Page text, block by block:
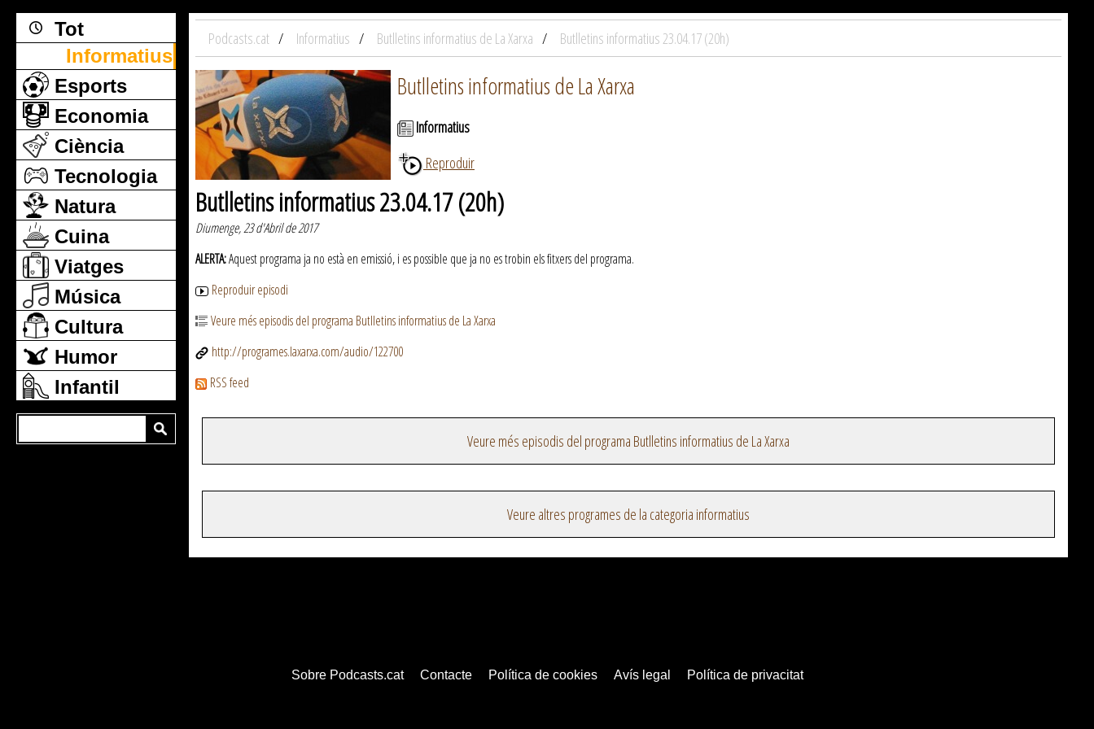
Tot
Informatius
Esports
Economia
Ciència
Tecnologia
Natura
Cuina
Viatges
Música
Cultura
Humor
Infantil
Podcasts.cat Informatius Butlletins informatius de La Xarxa Butlletins informatius 23.04.17 (20h)
Butlletins informatius de La Xarxa
Informatius
Reproduir
Butlletins informatius 23.04.17 (20h)
Diumenge, 23 d'Abril de 2017
ALERTA:Aquest programa ja no està en emissió, i es possible que ja no es trobin els fitxers del programa.
Reproduir episodi
Veure més episodis del programa Butlletins informatius de La Xarxa
http://programes.laxarxa.com/audio/122700
RSS feed
Veure més episodis del programa Butlletins informatius de La Xarxa
Veure altres programes de la categoria informatius
Sobre Podcasts.cat Contacte Política de cookies Avís legal Política de privacitat